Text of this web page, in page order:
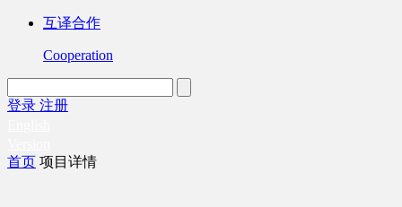
互译合作
Cooperation
登录 注册
首页 项目详情